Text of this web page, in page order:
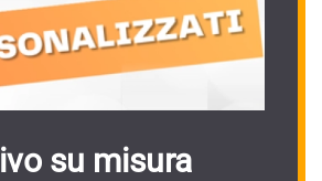
su misura